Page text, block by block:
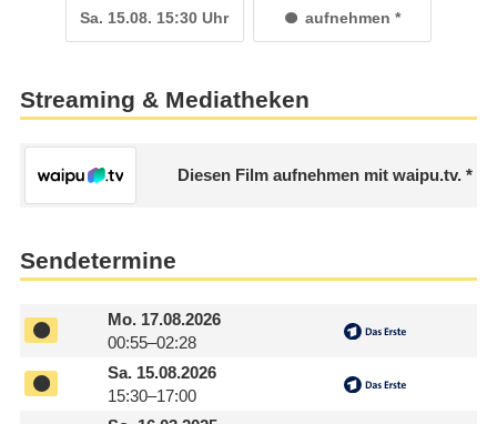
Sa. 15.08. 15:30 Uhr aufnehmen
Streaming & Mediatheken
Diesen Film aufnehmen mit waipu.tv.
Sendetermine
Mo.17.08.2026
00:55–02:28
Sa.15.08.2026
15:30–17:00